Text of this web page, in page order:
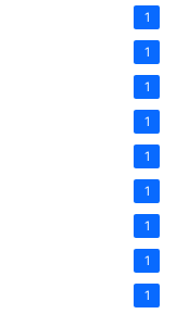
1
1
1
1
1
1
1
1
1